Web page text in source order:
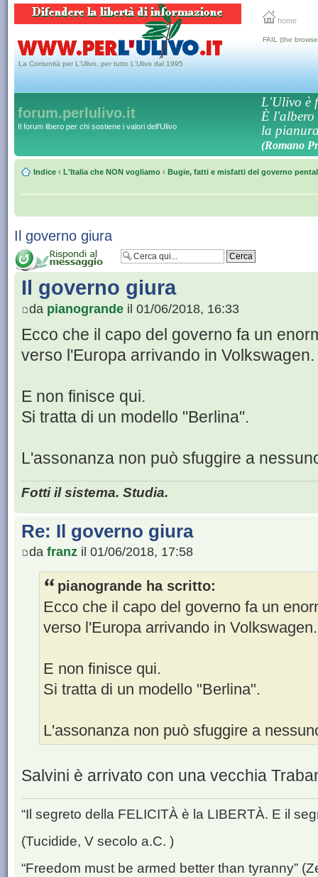
home
La Comunità per L'Ulivo, per tutto L'Ulivo dal 1995
FAIL (the
forum.perlulivo.it
Il forum libero per chi sostiene i valori dell'Ulivo
L'Ulivo è
È l'albero
la
(Romano
Indice ‹ L'Italia che NON vogliamo ‹ Bugie, fatti e misfatti del governo
Il governo giura
Il governo giura
da pianogrande il 01/06/2018, 16:33
Ecco che il capo del governo fa un
verso l'Europa arrivando in Volkswagen.
E non finisce qui.
Si tratta di un modello "Berlina".
L'assonanza non può sfuggire a
Fotti il sistema. Studia.
Re: Il governo giura
da franz il 01/06/2018, 17:58
pianogrande ha scritto:
Ecco che il capo del governo fa un
verso l'Europa arrivando in Volkswagen.
E non finisce qui.
Si tratta di un modello "Berlina".
L'assonanza non può sfuggire a
Salvini è arrivato con una vecchia
“Il segreto della FELICITÀ è la LIBERTÀ. E il
(Tucidide, V secolo a.C. )
“Freedom must be armed better than tyranny”